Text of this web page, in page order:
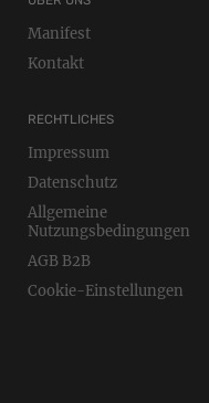
RECHTLICHES
Impressum
Datenschutz
Allgemeine
Nutzungsbedingungen
AGB B2B
Cookie-Einstellungen
Manifest
Kontakt